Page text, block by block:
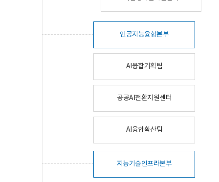
인공지능융합본부
AI융합기획팀
공공AI전환지원센터
AI융합확산팀
지능기술인프라본부